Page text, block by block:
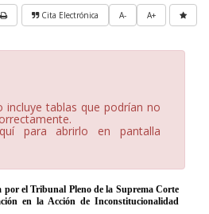
A+
A-
Cita Electrónica
incluye tablas que podrían no
para abrirlo en pantalla